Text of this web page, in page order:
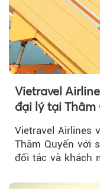
Vietravel
đại lý tại Thâm
đường bay
Vietravel Airlines
Thâm Quyến với
đối tác và khách